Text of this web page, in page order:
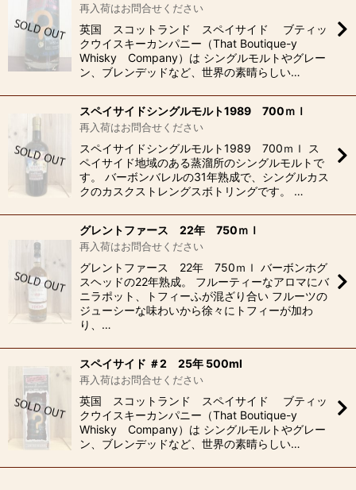
再入荷はお問合せください
英国 スコットランド スペイサイド ブティッ
クウイスキーカンパニー（That Boutique-y
Whisky Company）は シングルモルトやグレー
ン、ブレンデッドなど、世界の素晴らしい…
スペイサイドシングルモルト1989 700ｍｌ
再入荷はお問合せください
スペイサイドシングルモルト1989 700ｍｌ ス
ペイサイド地域のある蒸溜所のシングルモルトで
す。 バーボンバレルの31年熟成で、シングルカス
クのカスクストレングスボトリングです。 …
グレントファース 22年 750ｍｌ
再入荷はお問合せください
グレントファース 22年 750ｍｌ バーボンホグ
スヘッドの22年熟成。 フルーティーなアロマにバ
ニラポット、トフィーふが混ざり合い フルーツの
ジューシーな味わいから徐々にトフィーが加わ
り、…
スペイサイド ＃2 25年 500ml
再入荷はお問合せください
英国 スコットランド スペイサイド ブティッ
クウイスキーカンパニー（That Boutique-y
Whisky Company）は シングルモルトやグレー
ン、ブレンデッドなど、世界の素晴らしい…